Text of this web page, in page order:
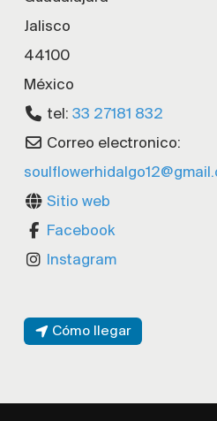
Jalisco
44100
México
tel:33 27181 832
Correo electronico:
soulflowerhidalgo12@
Sitio web
Facebook
Instagram
Cómo llegar